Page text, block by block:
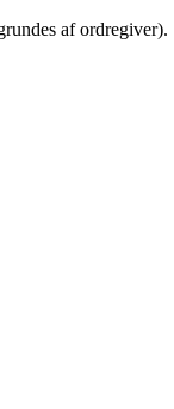
af ordregiver).